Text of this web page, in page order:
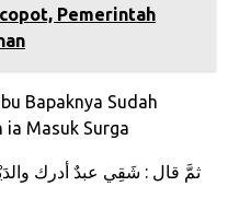
Pemerintah
Bapaknya Sudah
ia Masuk Surga
ثمَّ قال : شَقِي عبدٌ أدرك